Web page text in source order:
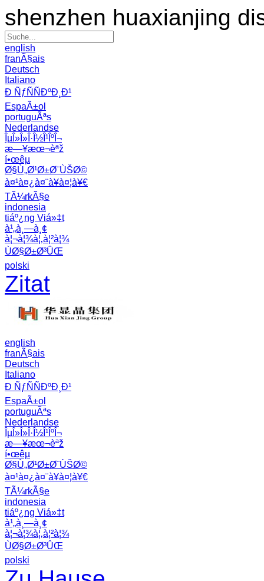
shenzhen huaxianjing
english
franÃ§ais
Deutsch
Italiano
Ð ÑƒÑÑÐºÐ¸Ð¹
EspaÃ±ol
portuguÃªs
Nederlandse
ÎµÎ»Î»Î·Î½Î¹ÎºÎ¬
æ—¥æœ¬èªž
í•œêµ­
Ø§Ù„Ø¹Ø±Ø¨ÙŠØ©
à¤¹à¤¿à¤¨à¥à¤¦à¥€
TÃ¼rkÃ§e
indonesia
tiáº¿ng Viá»‡t
à¹„à¸—à¸¢
à¦¬à¦¾à¦‚à¦²à¦¾
ÙØ§Ø±Ø³ÛŒ
polski
Zitat
english
franÃ§ais
Deutsch
Italiano
Ð ÑƒÑÑÐºÐ¸Ð¹
EspaÃ±ol
portuguÃªs
Nederlandse
ÎµÎ»Î»Î·Î½Î¹ÎºÎ¬
æ—¥æœ¬èªž
í•œêµ­
Ø§Ù„Ø¹Ø±Ø¨ÙŠØ©
à¤¹à¤¿à¤¨à¥à¤¦à¥€
TÃ¼rkÃ§e
indonesia
tiáº¿ng Viá»‡t
à¹„à¸—à¸¢
à¦¬à¦¾à¦‚à¦²à¦¾
ÙØ§Ø±Ø³ÛŒ
polski